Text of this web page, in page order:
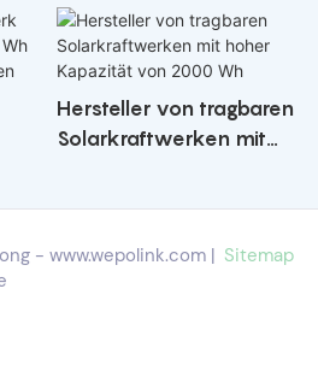
Hersteller von tragbaren
Solarkraftwerken mit
- www.wepolink.com | Sitemap